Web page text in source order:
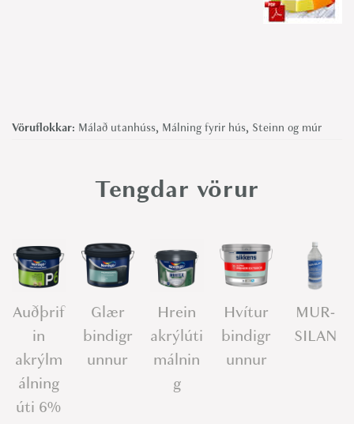
Vöruflokkar: Málað utanhúss, Málning fyrir hús, Steinn og múr
Tengdar vörur
Auðþrif
in
akrýlm
álning
úti 6%
Glær
bindigr
unnur
Hrein
akrýlúti
málnin
g
Hvítur
bindigr
unnur
MUR-
SILAN